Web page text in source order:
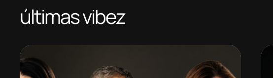
últimas vibez